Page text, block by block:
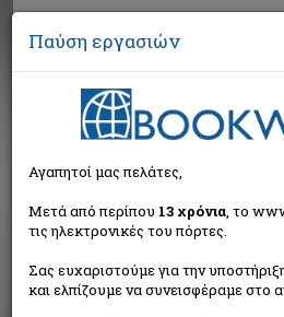
Αναζήτηση
Αποτελέσματα
Συγγραφέας: Céline Louis -
Ταξινόμηση ανά:
Παύση εργασιών
Αγαπητοί μας πελάτες,
Μετά από περίπου 13 χρόνια, το
τις ηλεκτρονικές του πόρτες.
Σας ευχαριστούμε για την
και ελπίζουμε να συνεισφέραμε στο